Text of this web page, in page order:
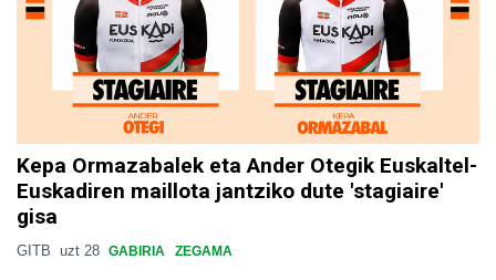
Kepa Ormazabalek eta Ander Otegik Euskaltel-
Euskadiren maillota jantziko dute 'stagiaire'
gisa
GITB uzt 28 GABIRIA ZEGAMA